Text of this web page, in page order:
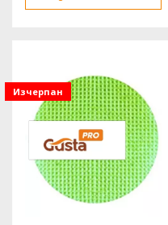
Изчерпан